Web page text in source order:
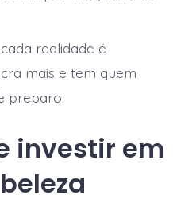
realidade é
mais e tem quem
preparo.
investir em